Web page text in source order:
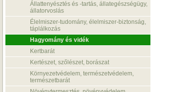
Állattenyésztés és -tartás, állategészségügy,
állatorvoslás
Élelmiszer-tudomány, élelmiszer-biztonság,
táplálkozás
Hagyomány és vidék
Kertbarát
Kertészet, szőlészet, borászat
Környezetvédelem, természetvédelem,
természetbarát